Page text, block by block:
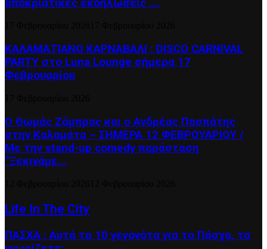
αποκριάτικες εκδηλώσεις ….
ΚΑΛΑΜΑΤΙΑΝΟ ΚΑΡΝΑΒΑΛΙ : DISCO CARNIVAL
PARTY στο Luna Lounge σήμερα 17
Φεβρουαρίου
Ο Θωμάς Ζάμπρας και ο Ανδρέας Πασπάτης
στην Καλαμάτα – ΣΗΜΕΡΑ 12 ΦΕΒΡΟΥΑΡΙΟΥ /
Με την stand-up comedy παράσταση
“Ξεκινάμε...
Life In The City
ΠΑΣΧΑ : Αυτά τα 10 γεγονότα για το Πάσχα, τα